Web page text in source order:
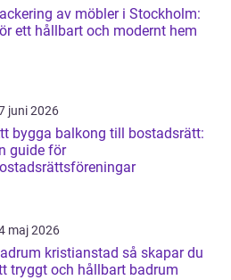
av möbler i Stockholm:
ett hållbart och modernt hem
juni 2026
bygga balkong till bostadsrätt:
guide för
maj 2026
kristianstad så skapar du
tryggt och hållbart badrum